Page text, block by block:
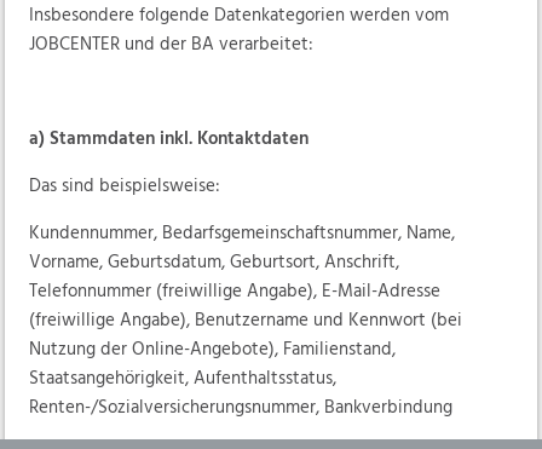
Insbesondere folgende Datenkategorien werden vom
JOBCENTER und der BA verarbeitet:
a) Stammdaten inkl. Kontaktdaten
Das sind beispielsweise:
Kundennummer, Bedarfsgemeinschaftsnummer, Name,
Vorname, Geburtsdatum, Geburtsort, Anschrift,
Telefonnummer (freiwillige Angabe), E-Mail-Adresse
(freiwillige Angabe), Benutzername und Kennwort (bei
Nutzung der Online-Angebote), Familienstand,
Staatsangehörigkeit, Aufenthaltsstatus,
Renten-/Sozialversicherungsnummer, Bankverbindung